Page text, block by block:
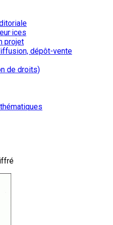
projet
dépôt-vente
de droits)